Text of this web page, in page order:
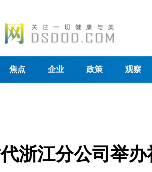
焦点 企业 政策 观察
浙江分公司举办